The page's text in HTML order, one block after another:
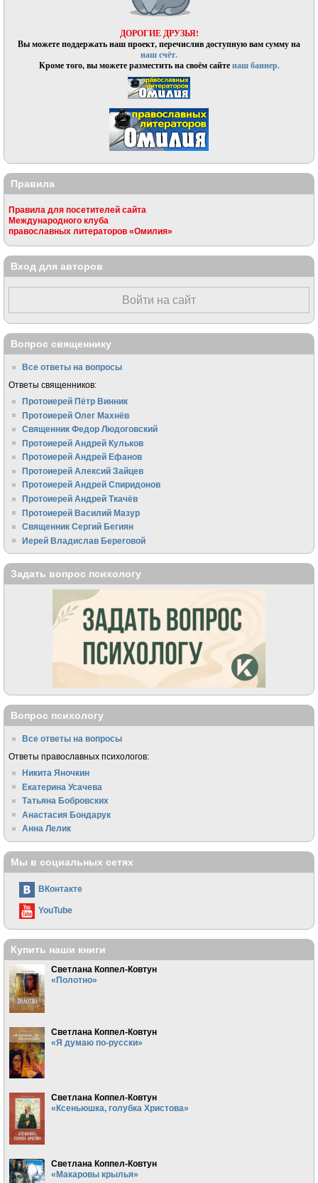
ДОРОГИЕ ДРУЗЬЯ!
Вы можете поддержать наш проект, перечислив доступную вам сумму на
наш счёт.
Кроме того, вы можете разместить на своём сайтенаш баннер.
Правила
Правила для посетителей сайта
Международного клуба
православных литераторов «Омилия»
Вход для авторов
Войти на сайт
Вопрос священнику
Все ответы на вопросы
Ответы священников:
Протоиерей Пётр Винник
Протоиерей Олег Махнёв
Священник Федор Людоговский
Протоиерей Андрей Кульков
Протоиерей Андрей Ефанов
Протоиерей Алексий Зайцев
Протоиерей Андрей Спиридонов
Протоиерей Андрей Ткачёв
Протоиерей Василий Мазур
Священник Сергий Бегиян
Иерей Владислав Береговой
Задать вопрос психологу
Вопрос психологу
Все ответы на вопросы
Ответы православных психологов:
Никита Яночкин
Екатерина Усачева
Татьяна Бобровских
Анастасия Бондарук
Анна Лелик
Мы в социальных сетях
ВКонтакте
YouTube
Купить наши книги
Светлана Коппел-Ковтун
«Полотно»
Светлана Коппел-Ковтун
«Я думаю по-русски»
Светлана Коппел-Ковтун
«Ксеньюшка, голубка Христова»
Светлана Коппел-Ковтун
«Макаровы крылья»